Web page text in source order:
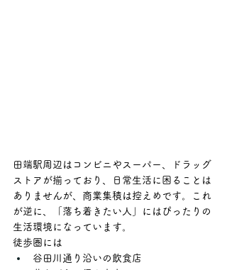
田端駅周辺はコンビニやスーパー、ドラッグ
ストアが揃っており、日常生活に困ることは
ありませんが、商業集積は控えめです。これ
が逆に、「落ち着きたい人」にはぴったりの
生活環境になっています。
徒歩圏には
谷田川通り沿いの飲食店